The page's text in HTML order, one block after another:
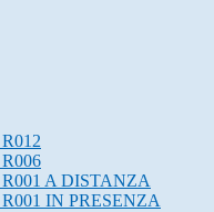
A DISTANZA
IN PRESENZA